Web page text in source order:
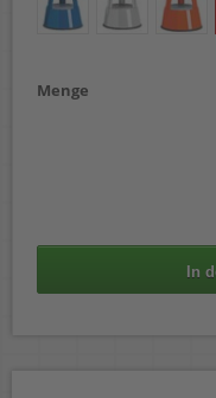
Menge
In